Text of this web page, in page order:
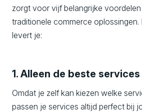
zorgt voor vijf belangrijke
traditionele commerce
levert je:
1. Alleen de beste services
Omdat je zelf kan kiezen welke
passen je services altijd perfect bij